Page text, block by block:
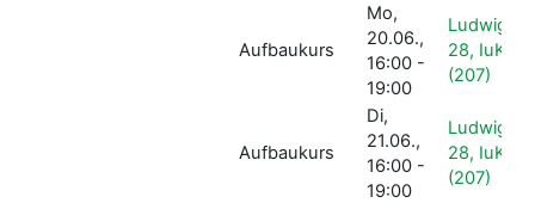
Aufbaukurs
Mo,
20.06.,
16:00 -
19:00
28, IuK-
(207)
Aufbaukurs
Di,
21.06.,
16:00 -
19:00
28, IuK-
(207)